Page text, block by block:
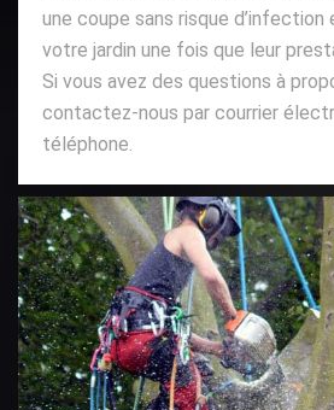
une coupe sans risque
votre jardin une fois que leur
Si vous avez des questions à
contactez-nous par courrier
téléphone.